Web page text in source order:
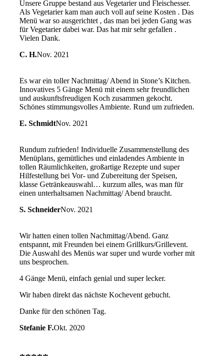
Unsere Gruppe bestand aus Vegetarier und Fleischesser.
Als Vegetarier kam man auch voll auf seine Kosten . Das
Menü war so ausgerichtet , das man bei jeden Gang was
für Vegetarier dabei war. Das hat mir sehr gefallen .
Vielen Dank.
C. H.Nov. 2021
Es war ein toller Nachmittag/ Abend in Stone’s Kitchen.
Innovatives 5 Gänge Menü mit einem sehr freundlichen
und auskunftsfreudigen Koch zusammen gekocht.
Schönes stimmungsvolles Ambiente. Rund um zufrieden.
E. SchmidtNov. 2021
Rundum zufrieden! Individuelle Zusammenstellung des
Menüplans, gemütliches und einladendes Ambiente in
tollen Räumlichkeiten, großartige Rezepte und super
Hilfestellung bei Vor- und Zubereitung der Speisen,
klasse Getränkeauswahl… kurzum alles, was man für
einen unterhaltsamen Nachmittag/ Abend braucht.
S. SchneiderNov. 2021
Wir hatten einen tollen Nachmittag/Abend. Ganz
entspannt, mit Freunden bei einem Grillkurs/Grillevent.
Die Auswahl des Menüs war super und wurde vorher mit
uns besprochen.
4 Gänge Menü, einfach genial und super lecker.
Wir haben direkt das nächste Kochevent gebucht.
Danke für den schönen Tag.
Stefanie F.Okt. 2020